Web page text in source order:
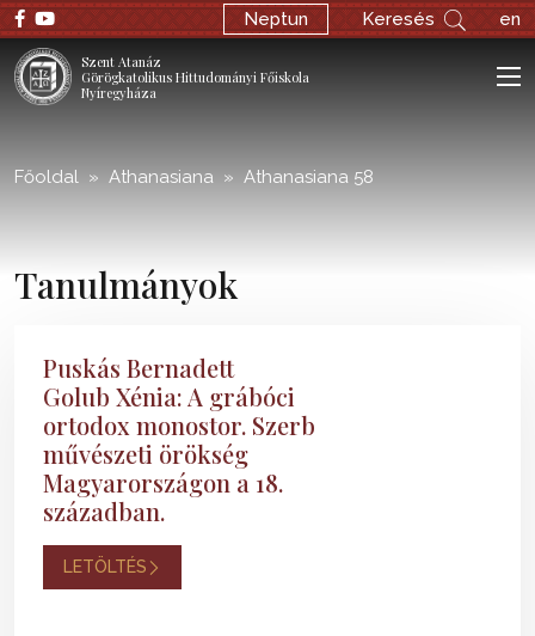
; Neptun Keresés en
Szent Atanáz
Görögkatolikus Hittudományi Főiskola
Nyíregyháza
Főoldal Athanasiana Athanasiana 58
Tanulmányok
Puskás Bernadett
Golub Xénia: A grábóci
ortodox monostor. Szerb
művészeti örökség
Magyarországon a 18.
században.
LETÖLTÉS